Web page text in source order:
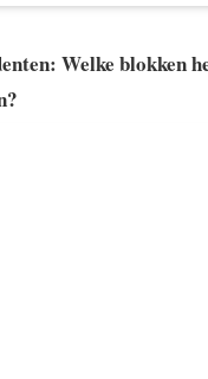
Welke blokken